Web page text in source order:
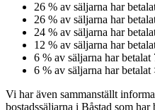
26 % av säljarna har
26 % av säljarna har
24 % av säljarna har
12 % av säljarna har
6 % av säljarna har betalat
6 % av säljarna har betalat
Vi har även sammanställt
bostadssäljarna i Båstad som har